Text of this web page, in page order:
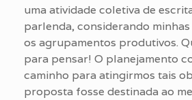
uma atividade coletiva de
parlenda, considerando
os agrupamentos produtivos.
para pensar! O planejamento
caminho para atingirmos tais
proposta fosse destinada ao